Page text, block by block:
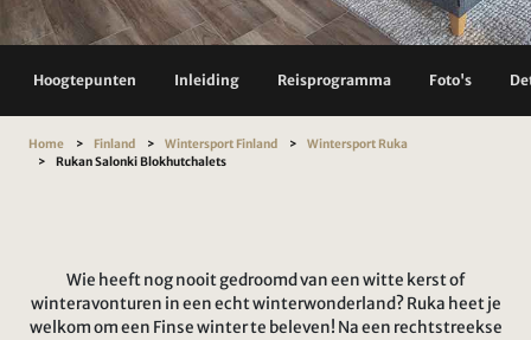
Hoogtepunten Inleiding Reisprogramma Foto's
Home Finland Wintersport Finland
Wintersport Ruka
Rukan Salonki Blokhutchalets
Wie heeft nog nooit gedroomd van een witte kerst of
winteravonturen in een echt winterwonderland? Ruka heet je
welkom om een Finse winter te beleven! Na een rechtstreekse